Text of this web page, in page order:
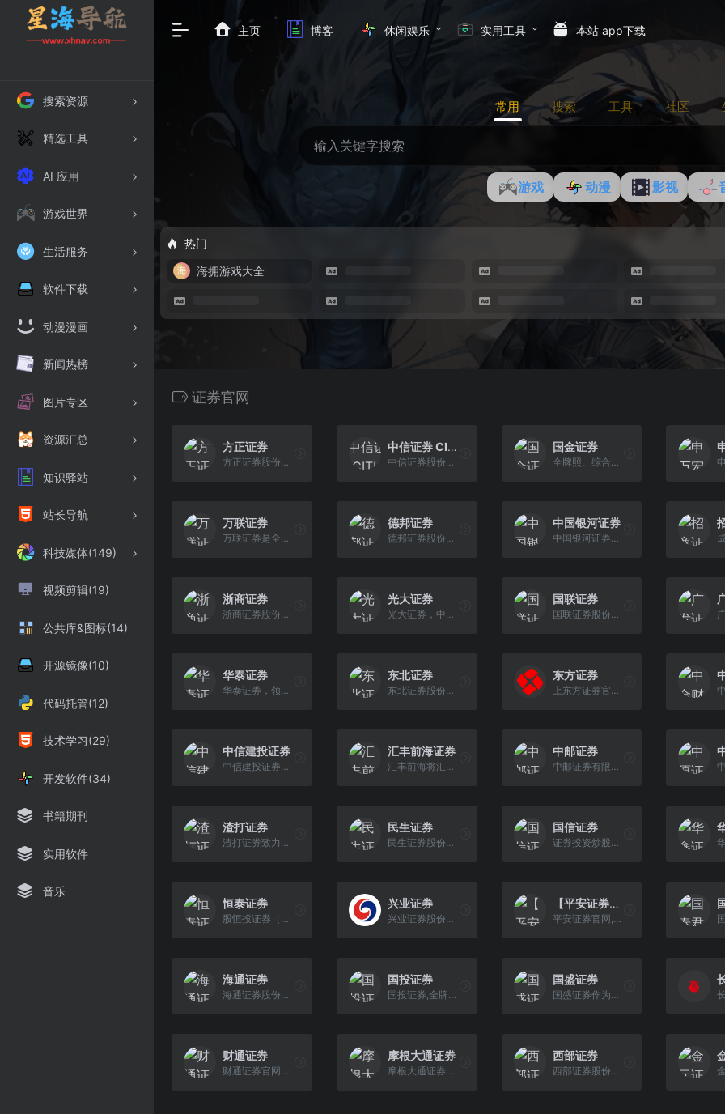
搜索资源
精选工具
AI 应用
游戏世界
生活服务
软件下载
动漫漫画
新闻热榜
图片专区
资源汇总
知识驿站
站长导航
科技媒体(149)
视频剪辑(19)
公共库&图标(14)
开源镜像(10)
代码托管(12)
技术学习(29)
开发软件(34)
书籍期刊
实用软件
音乐
主页 博客 休闲娱乐 实用工具 本站 app下载
常用 搜索 工具 社区
游戏 动漫 影视
热门
海拥游戏大全
证券官网
方正证券
方正证券股份有限公司（以下简称“方正证券”或“公司”）是中国首批综合类证券公司，上海证券交易所、深圳证券交易所首批会员，于2010年改制为股份有限公司，并 于2011年在上海证券交易所上市（股票代码：601901）。
中信证券 CITIC Securities
中信证券股份有限公司成立于1995年10月，2003年在上海证券交易所挂牌上市交易
国金证券
全牌照、综合类券商，2014年与腾讯战略合作后，推出互联网证券服务产品佣金宝，以7x24小时网上开户、万2.5佣金炒股、闲置资金理财等创新服务受到认可。
万联证券
万联证券是全资国有的全国性综合类证券公司，为客户提供股票开户、证券开户，证券行情交易，融资融券，理财产品，股票交易软件等服务。拥有证券经纪、信用交 易、证券投资、投资银行、资产管理等全牌照业务。
德邦证券
德邦证券股份有限公司成立于2003年5月，2015年完成股份制改造，是一家高成长性综合性证券公司，旗下拥有德邦基金、德邦资管、中州期货、德邦星睿、德邦星盛等子公司。
中国银河证券
中国银河证券股份有限公司，中国证券行业领先的综合金融服务提供商（股票代码：601881.SH，06881.HK）。实际控制人为中央汇金投资有限责任公司。公司在国内拥有证券市场业务全牌照以及覆盖较广的营业网络，海外业务遍及全球9个国家和地区。
浙商证券
浙商证券股份有限公司(ZHESHANG SECURITIES CO.,LTD.)是经中国证监会批准成立的综合性证券公司，成立于2002年5月9日，2006年8月更名为浙商证券。总部位于浙江省杭州市
光大证券
光大证券，中国证监会批准的首批三家创新试点证券公司，光大集团的核心金融服务平台，提供安全稳妥证券极速开户，股票、债券、期货、公募/私募基金交易；围绕机构客户、企业客户构建财富管理、企业融资、机构客户、投资交易、资产管理、股权投资六大业务集群，向客户提供全方面的综合金融服务。
国联证券
国联证券股份有限公司创立于1992年11月，前身为无锡市证券公司，2008年5月通过改制更名为国联证券股份有限公司
华泰证券
华泰证券，领先的科技驱动型证券集团，是一家在上海、香港、伦敦三地上市的中国金融机构，以金融科技引领业务创新，为投资者提供专业、多元的金融服务，包括 财富管理、机构服务、投资管理和国际业务。
东北证券
东北证券股份有限公司（以下简称“公司”）前身为吉林省证券公司。
东方证券
上东方证券官方网站，东方证券公司为投资者提供各种专业的投资管理服务。查看股票行情、证券股票软件下载、股票网上交易、手机网上开户等，请登录东方证券官 方网站。
中信建投证券
中信建投证券成立于2005年11月2日，是经中国证监会批准设立的全国性大型综合证券公司。
汇丰前海证券
汇丰前海将汇丰集团的全球平台和前海金控的本地资源相结合，为客户提供全方位的证券产品和服务。
中邮证券
中邮证券有限责任公司于2002年9月经中国证券监督管理委员会批准设立，公司注册资本50.6亿元人民币。
渣打证券
渣打证券致力于打造一支精干、富有活力的团队，不仅凭借出色的专业能力为客户、社会创造价值，也通过发扬渣打集团独特的企业文化，促进个人的发展和成长。
民生证券
民生证券股份有限公司成立于1986年，注册资本为113.84亿元，注册地为上海。公司具备中国证监会批准的证券经纪、证券承销与保荐等全牌照业务资格，是中国成立 最早的证券公司之一。
国信证券
证券投资炒股，股票开户，就选国信证券！经过20多年的发展，国信证券已成长为全国性大型综合类证券公司：截至2021年末，注册资本96亿元；员工总数超过1.2万人；在全国118个城市和地区共设 有58家分公司、184家营业部。公司2021年实现净利润超过100亿元，客户群体超过1200万人；累计完成IPO项目排名行业第一
恒泰证券
股恒投证券（于中华人民共和国以中文公司名称「恒泰证券股份有限公司」注册成立的股份有限公司，在香港以「恒投证券」（中文）及「HENGTOU SECURITIES」（英 文）名义开展业务，「本公司」，股份代号：1476.HK）是在中国经济发达地区的主要城市中设有战略性分布的综合性服务证券公司，通过经纪与财富管理、投资管理、自营交易及投资银行业务向公 司、金融机构、政府实体及个人提供广泛的金融产品及服务。
兴业证券
兴业证券股份有限公司（601377 SH）是中国证监会核准的全国创新类证券公司，经营范围包括证券经纪；证券投资咨询；与证券交易、证券投资活动有关的财务顾问；证券承销与保荐；证券自营；融资融券；证券投资基金代销；为期货公司提供中间介绍业务；代销金融产品。
【平安证券】股票开户
平安证券官网,提供股票开户,证券开户,基金开户,融资融券,炒股开户流程,理财产品,资产管理,股票交易软件下载,投资者教育,股票入门知识等服务.平安证券,一站式 财富管理平台。
海通证券
海通证券股份有限公司成立于1988年，注册资本130.642亿元，始终坚持“务实、开拓、稳健、卓越”的经营理念和“稳健乃至保守”的风险控制理念，在三十多年的经营中，经历了多个市场和业务周期、监管改革和行业转型发展阶段。
国投证券
国投证券,全牌照业务综合券商,7x24小时在线客户服务,提供股票开户,证券开户,基金开户,融资融券,理财产品,资产管理等服务。国投证券,您满意的财富管理平台。
国盛证券
国盛证券作为一家业务牌照齐全的综合性券商,经营范围涵盖证券经纪、证券自营、证券承销与保荐、证券投资咨询、财务顾问、融资融券、转融通、约定购回式证券交易、证券投资基金销售、新三板做市、港股通、股票期权等。
财通证券
财通证券官网为您提供证券经纪、证券投资咨询、证券自营、证券承销、证券保荐、融资融券、证券投资、基金代销、代销金融产品以及中国证监会核准的其他业务。
摩根大通证券
摩根大通证券（中国）有限公司成立于2019年，由全球领先的金融服务机构摩根大通控股。
西部证券
西部证券股份有限公司成立于2001年1月，注册地陕西省西安市，注册资本44.69亿元，实际控制人为陕西投资集团有限公司。2012年5月3日，公司首发A股股票在深圳证券交易所上市(股票代码002673)，是全国第19家上市的证券公司。